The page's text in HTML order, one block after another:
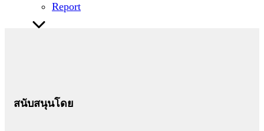
Report
สนับสนุนโดย